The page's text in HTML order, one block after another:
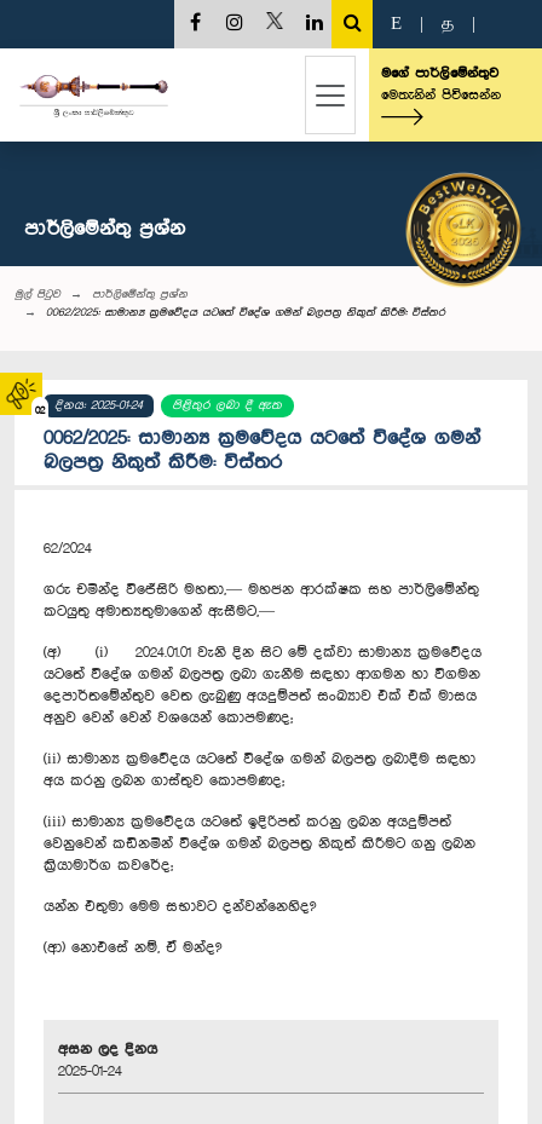
02
E த
මගේ පාර්ලිමේන්තුව
මෙතැනින් පිවිසෙන්න
පාර්ලි‌මේන්තු‌ ප්‍රශ්න
මුල් පිටුව
පාර්ලි‌මේන්තු‌ ප්‍රශ්න
0062/2025: සාමාන්‍ය ක්‍රමවේදය යටතේ විදේශ ගමන් බලපත්‍ර නිකුත් කිරීම: විස්තර
දිනය: 2025-01-24 පිළිතුර ලබා දී ඇත
0062/2025: සාමාන්‍ය ක්‍රමවේදය යටතේ විදේශ ගමන්
බලපත්‍ර නිකුත් කිරීම: විස්තර
62/2024
ගරු චමින්ද වි‍ජේසිරි මහතා,— මහජන ආරක්ෂක සහ පාර්ලිමේන්තු
කටයුතු අමාත්‍යතුමාගෙන් ඇසීමට,—
(අ) (i) 2024.01.01 වැනි දින සිට මේ දක්වා සාමාන්‍ය ක්‍රමවේදය
යටතේ විදේශ ගමන් බලපත්‍ර ලබා ගැනීම සඳහා ආගමන හා විගමන
දෙපාර්තමේන්තුව වෙත ලැබුණු අයදුම්පත් සංඛ්‍යාව එක් එක් මාසය
අනුව වෙන් වෙන් වශයෙන් කොපමණද;
(ii) සාමාන්‍ය ක්‍රමවේදය යටතේ විදේශ ගමන් බලපත්‍ර ලබාදීම සඳහා
අය කරනු ලබන ගාස්තුව කොපමණද;
(iii) සාමාන්‍ය ක්‍රමවේදය යටතේ ඉදිරිපත් කරනු ලබන අයදුම්පත්
වෙනුවෙන් කඩිනමින් විදේශ ගමන් බලපත්‍ර නිකුත් කිරීමට ගනු ලබන
ක්‍රියාමාර්ග කවරේද;
යන්න එතුමා මෙම සභාවට දන්වන්නෙහිද?
(ආ) නොඑසේ නම්, ඒ මන්ද?
අසන ලද දිනය
2025-01-24